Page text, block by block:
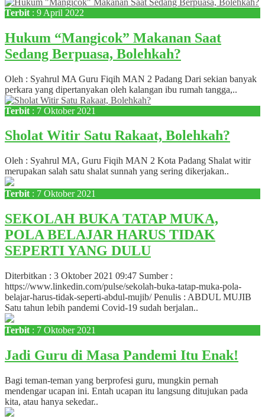
Terbit : 9 April 2022
Hukum “Mangicok” Makanan Saat
Sedang Berpuasa, Bolehkah?
Oleh : Syahrul MA Guru Fiqih MAN 2 Padang Dari sekian banyak
perkara yang dipertanyakan oleh kalangan ibu rumah tangga,..
Terbit : 7 Oktober 2021
Sholat Witir Satu Rakaat, Bolehkah?
Oleh : Syahrul MA, Guru Fiqih MAN 2 Kota Padang Shalat witir
merupakan salah satu shalat sunnah yang sering dikerjakan..
Terbit : 7 Oktober 2021
SEKOLAH BUKA TATAP MUKA,
POLA BELAJAR HARUS TIDAK
SEPERTI YANG DULU
Diterbitkan : 3 Oktober 2021 09:47 Sumber :
https://www.linkedin.com/pulse/sekolah-buka-tatap-muka-pola-
belajar-harus-tidak-seperti-abdul-mujib/ Penulis : ABDUL MUJIB
Satu tahun lebih pandemi Covid-19 sudah berjalan..
Terbit : 7 Oktober 2021
Jadi Guru di Masa Pandemi Itu Enak!
Bagi teman-teman yang berprofesi guru, mungkin pernah
mendengar ucapan ini. Entah ucapan itu langsung ditujukan pada
kita, atau hanya sekedar..